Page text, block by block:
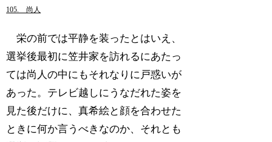
105. 尚人
栄の前では平静を装ったとはいえ、
選挙後最初に笠井家を訪れるにあたっ
ては尚人の中にもそれなりに戸惑いが
あった。テレビ越しにうなだれた姿を
見た後だけに、真希絵と顔を合わせた
ときに何か言うべきなのか、それとも